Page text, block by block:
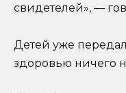
свидетелей», —
Детей уже
здоровью ничего